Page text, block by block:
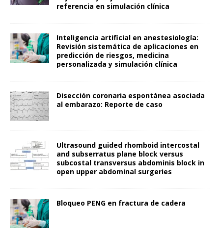
referencia en simulación clínica
Inteligencia artificial en anestesiología:
Revisión sistemática de aplicaciones en
predicción de riesgos, medicina
personalizada y simulación clínica
Disección coronaria espontánea asociada
al embarazo: Reporte de caso
Ultrasound guided rhomboid intercostal
and subserratus plane block versus
subcostal transversus abdominis block in
open upper abdominal surgeries
Bloqueo PENG en fractura de cadera